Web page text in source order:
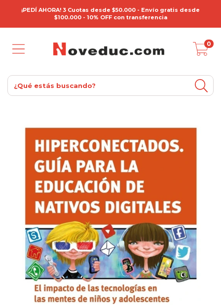
¡PEDÍ AHORA! 3 Cuotas desde $50.000 - Envío gratis desde
$100.000 - 10% OFF con transferencia
0